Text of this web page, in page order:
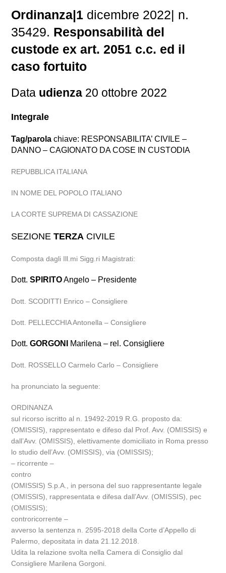
Ordinanza|1 dicembre 2022| n.
35429. Responsabilità del
custode ex art. 2051 c.c. ed il
caso fortuito
Data udienza 20 ottobre 2022
Integrale
Tag/parola chiave: RESPONSABILITA’ CIVILE –
DANNO – CAGIONATO DA COSE IN CUSTODIA
REPUBBLICA ITALIANA
IN NOME DEL POPOLO ITALIANO
LA CORTE SUPREMA DI CASSAZIONE
SEZIONETERZA CIVILE
Composta dagli Ill.mi Sigg.ri Magistrati:
Dott.SPIRITOAngelo – Presidente
Dott. SCODITTI Enrico – Consigliere
Dott. PELLECCHIA Antonella – Consigliere
Dott.GORGONI Marilena – rel. Consigliere
Dott. ROSSELLO Carmelo Carlo – Consigliere
ha pronunciato la seguente:
ORDINANZA
sul ricorso iscritto al n. 19492-2019 R.G. proposto da:
(OMISSIS), rappresentato e difeso dal Prof. Avv. (OMISSIS) e
dall’Avv. (OMISSIS), elettivamente domiciliato in Roma presso
lo studio dell’Avv. (OMISSIS), via (OMISSIS);
– ricorrente –
contro
(OMISSIS) S.p.A., in persona del suo rappresentante legale
(OMISSIS), rappresentata e difesa dall’Avv. (OMISSIS), pec
(OMISSIS);
controricorrente –
avverso la sentenza n. 2595-2018 della Corte d’Appello di
Palermo, depositata in data 21.12.2018.
Udita la relazione svolta nella Camera di Consiglio dal
Consigliere Marilena Gorgoni.